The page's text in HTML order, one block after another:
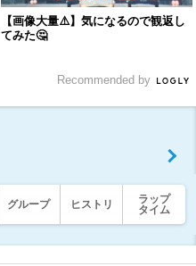
【画像大量⚠️】気になるので観返し
てみた🤔
Recommended by
グループ ヒストリ
ラップ
タイム